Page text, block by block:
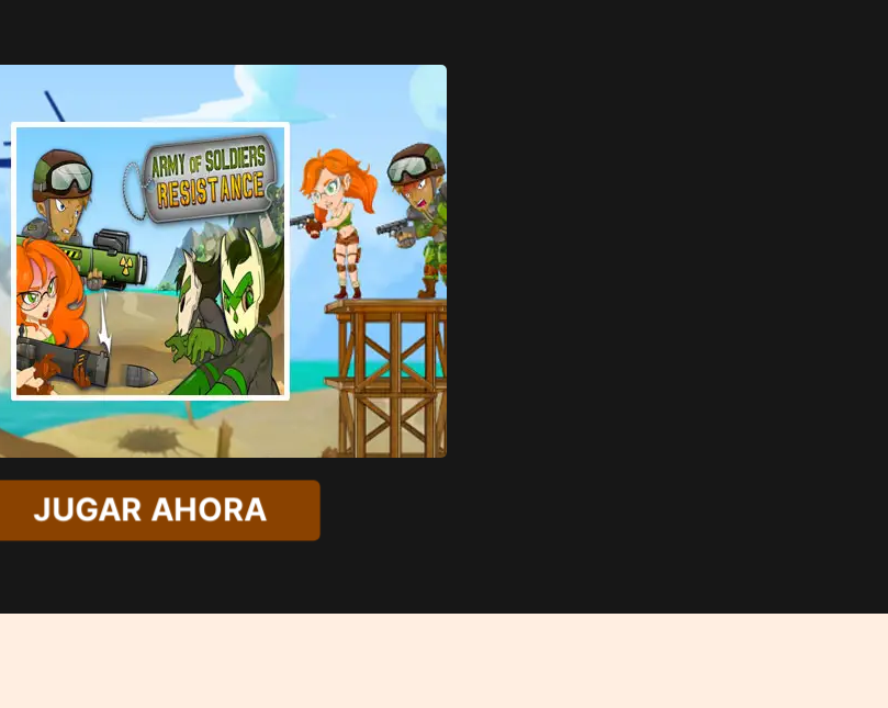
JUGAR AHORA